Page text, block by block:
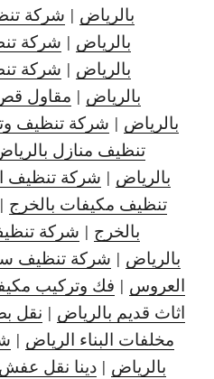
بالرياض | شركة
بالرياض | شركة
بالرياض | شركة
بالرياض | مقاول
بالرياض | شركة تنظيف
تنظيف منازل
بالرياض | شركة تنظيف
تنظيف مكيفات بالخرج |
بالخرج | شركة
بالرياض | شركة تنظيف
العروس | فك وتركيب
اثاث قديم بالرياض | نقل
مخلفات البناء الرياض |
بالرياض |دينا نقل